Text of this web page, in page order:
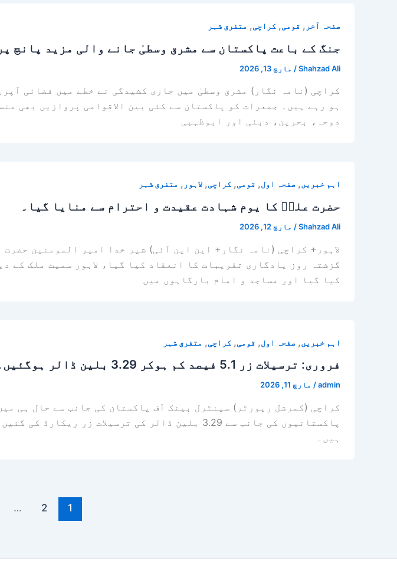
صفحہ آخر , قومی, کراچی, متفرق شہر
جنگ کے باعث پاکستان سے مشرق وسطیٰ جانے والی مزید پانچ
Shahzad Ali
/ مارچ 13, 2026
ہو رہے ہیں۔ جمعرات کو پاکستان سے کئی بین الاقوامی پروازیں بھی
دوحہ، بحرین، دبئی اور ابوظہبی
اہم خبریں, صفحہ اول, قومی, کراچی, لاہور , متفرق شہر
حضرت علیؓ کا یوم شہادت عقیدت و احترام سے منایا گیا۔
Shahzad Ali
/ مارچ 12, 2026
گزشتہ روز یادگاری تقریبات کا انعقاد کیا گیا، لاہور سمیت ملک کے
کیا گیا اور مساجد و امام بارگاہوں میں
اہم خبریں, صفحہ اول, قومی, کراچی, متفرق شہر
فروری: ترسیلات زر 5.1 فیصد کم ہوکر 3.29 بلین ڈالر ہوگئیں۔
admin
/ مارچ 11, 2026
ہیں۔
1
2
…